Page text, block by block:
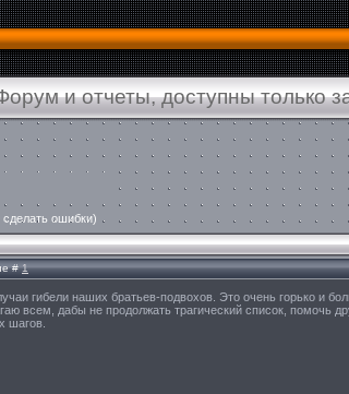
и отчеты, доступны только
ошибки)
#1
гибели наших братьев-подвохов. Это очень горько и
всем, дабы не продолжать трагический список, помочь
шагов.